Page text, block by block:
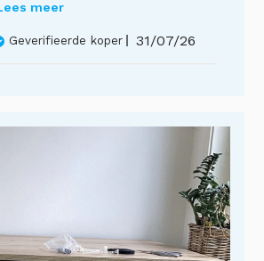
meer
Geverifieerde koper 31/07/26